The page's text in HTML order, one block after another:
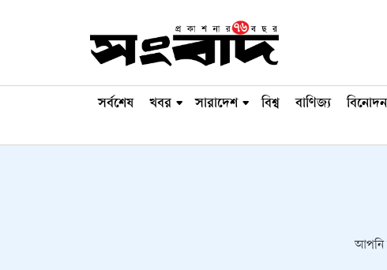
সর্বশেষ খবর সারাদেশ বিশ্ব বাণিজ্য বিনোদন
আপনি